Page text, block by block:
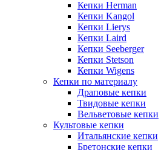
Кепки Herman
Кепки Kangol
Кепки Lierys
Кепки Laird
Кепки Seeberger
Кепки Stetson
Кепки Wigens
Кепки по материалу
Драповые кепки
Твидовые кепки
Вельветовые кепки
Культовые кепки
Итальянские кепки
Бретонские кепки